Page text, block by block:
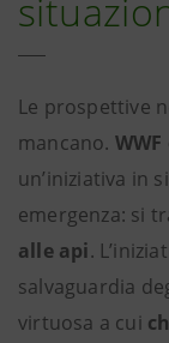
Le prospettive
mancano.
un’iniziativa in
emergenza: si
alle api.
salvaguardia
virtuosa a cui